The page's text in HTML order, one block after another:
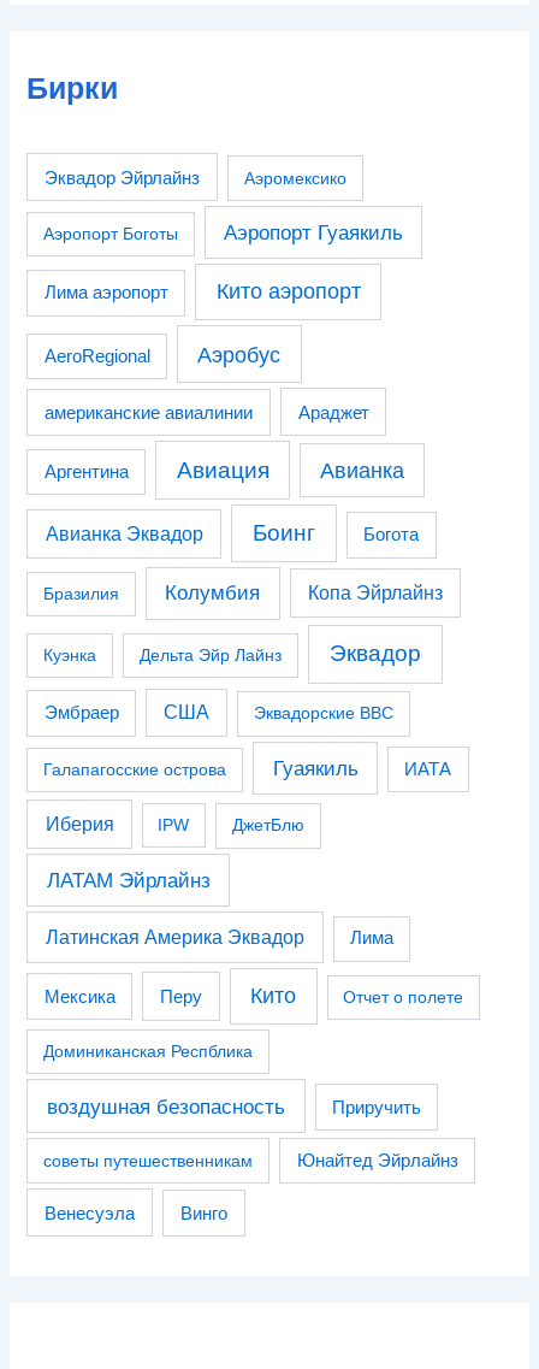
Бирки
Эквадор Эйрлайнз Аэромексико
Аэропорт Боготы Аэропорт Гуаякиль
Лима аэропорт Кито аэропорт
AeroRegional Аэробус
американские авиалинии Араджет
Аргентина Авиация Авианка
Авианка Эквадор Боинг Богота
Бразилия Колумбия Копа Эйрлайнз
Куэнка Дельта Эйр Лайнз Эквадор
Эмбраер США Эквадорские ВВС
Галапагосские острова Гуаякиль ИАТА
Иберия IPW ДжетБлю
ЛАТАМ Эйрлайнз
Латинская Америка Эквадор Лима
Мексика Перу Кито Отчет о полете
Доминиканская Респблика
воздушная безопасность Приручить
советы путешественникам Юнайтед Эйрлайнз
Венесуэла Винго